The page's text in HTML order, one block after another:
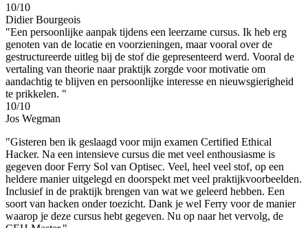
10/10
Didier Bourgeois
"Een persoonlijke aanpak tijdens een leerzame cursus. Ik heb erg
genoten van de locatie en voorzieningen, maar vooral over de
gestructureerde uitleg bij de stof die gepresenteerd werd. Vooral de
vertaling van theorie naar praktijk zorgde voor motivatie om
aandachtig te blijven en persoonlijke interesse en nieuwsgierigheid
te prikkelen. "
10/10
Jos Wegman
"Gisteren ben ik geslaagd voor mijn examen Certified Ethical
Hacker. Na een intensieve cursus die met veel enthousiasme is
gegeven door Ferry Sol van Optisec. Veel, heel veel stof, op een
heldere manier uitgelegd en doorspekt met veel praktijkvoorbeelden.
Inclusief in de praktijk brengen van wat we geleerd hebben. Een
soort van hacken onder toezicht. Dank je wel Ferry voor de manier
waarop je deze cursus hebt gegeven. Nu op naar het vervolg, de